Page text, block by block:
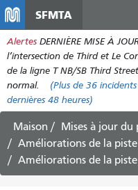
SFMTA
Alertes DERNIÈRE MISE À
l’intersection de Third et Le
de la ligne T NB/SB Third
normal.
(Plus de 36
dernières 48 heures)
Maison
Mises à jour du
Améliorations de la
Améliorations de la piste cyclable de Valencia - Mise à jour du